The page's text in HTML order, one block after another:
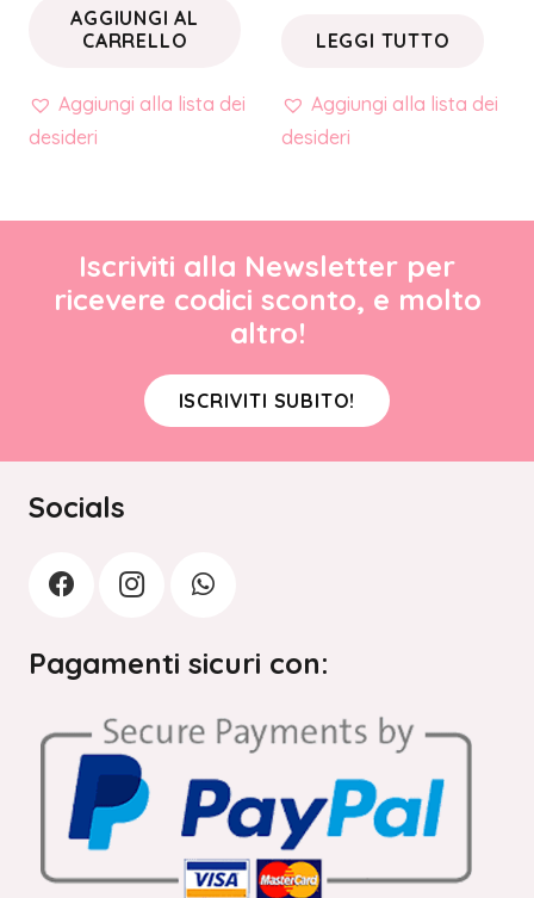
AGGIUNGI AL
CARRELLO
Aggiungi alla lista dei
desideri
LEGGI TUTTO
Aggiungi alla lista dei
desideri
Iscriviti alla Newsletter per
ricevere codici sconto, e molto
altro!
ISCRIVITI SUBITO!
Socials
Pagamenti sicuri con: